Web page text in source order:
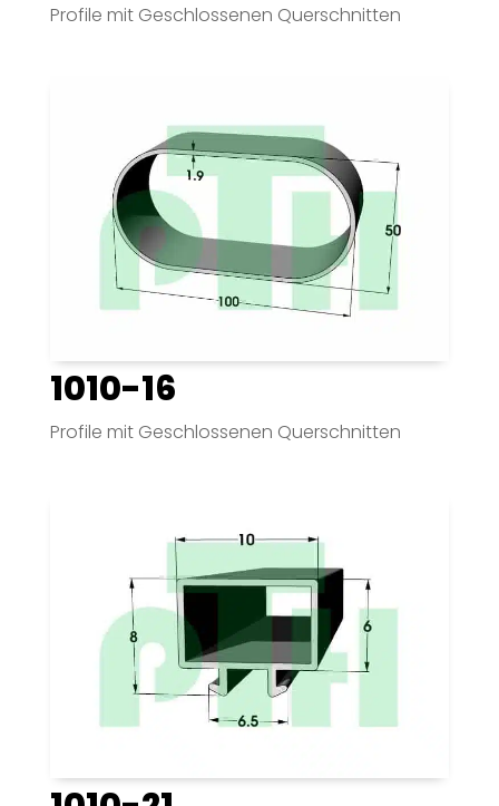
Profile mit Geschlossenen Querschnitten
1010-16
Profile mit Geschlossenen Querschnitten